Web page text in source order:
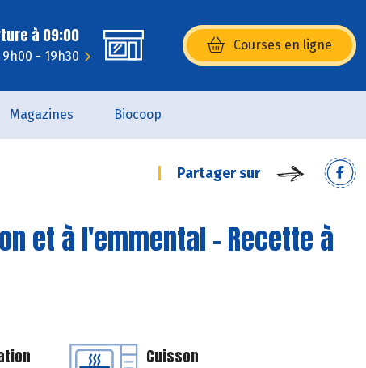
à 09:00
- 19h30
Courses en ligne
(s’ouvre dans une nouvelle
Magazines Biocoop
Partager sur
et à l'emmental - Recette à
Cuisson